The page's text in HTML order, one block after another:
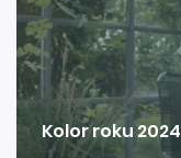
Kolor roku